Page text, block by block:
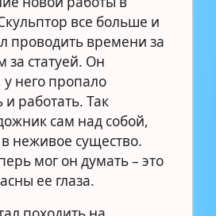
все больше и
проводить времени за
статуей. Он
него пропало
работать. Так
сам над собой,
неживое существо.
мог он думать – это
ее глаза.